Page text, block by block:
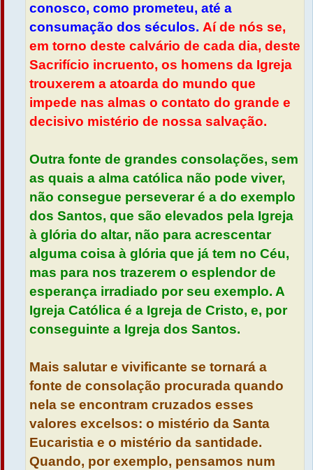
conosco, como prometeu, até a
consumação dos séculos. Aí de nós se,
em torno deste calvário de cada dia, deste
Sacrifício incruento, os homens da Igreja
trouxerem a atoarda do mundo que
impede nas almas o contato do grande e
decisivo mistério de nossa salvação.
Outra fonte de grandes consolações, sem
as quais a alma católica não pode viver,
não consegue perseverar é a do exemplo
dos Santos, que são elevados pela Igreja
à glória do altar, não para acrescentar
alguma coisa à glória que já tem no Céu,
mas para nos trazerem o esplendor de
esperança irradiado por seu exemplo. A
Igreja Católica é a Igreja de Cristo, e, por
conseguinte a Igreja dos Santos.
Mais salutar e vivificante se tornará a
fonte de consolação procurada quando
nela se encontram cruzados esses
valores excelsos: o mistério da Santa
Eucaristia e o mistério da santidade.
Quando, por exemplo, pensamos num